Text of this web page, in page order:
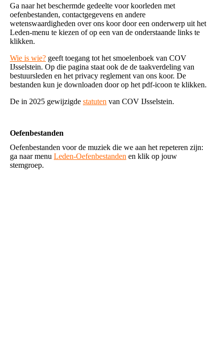
Ga naar het beschermde gedeelte voor koorleden met
oefenbestanden, contactgegevens en andere
wetenswaardigheden over ons koor door een onderwerp uit het
Leden-menu te kiezen of op een van de onderstaande links te
klikken.
Wie is wie? geeft toegang tot het smoelenboek van COV
IJsselstein. Op die pagina staat ook de de taakverdeling van
bestuursleden en het privacy reglement van ons koor. De
bestanden kun je downloaden door op het pdf-icoon te klikken.
De in 2025 gewijzigde statuten van COV IJsselstein.
Oefenbestanden
Oefenbestanden voor de muziek die we aan het repeteren zijn:
ga naar menu Leden-Oefenbestanden en klik op jouw
stemgroep.